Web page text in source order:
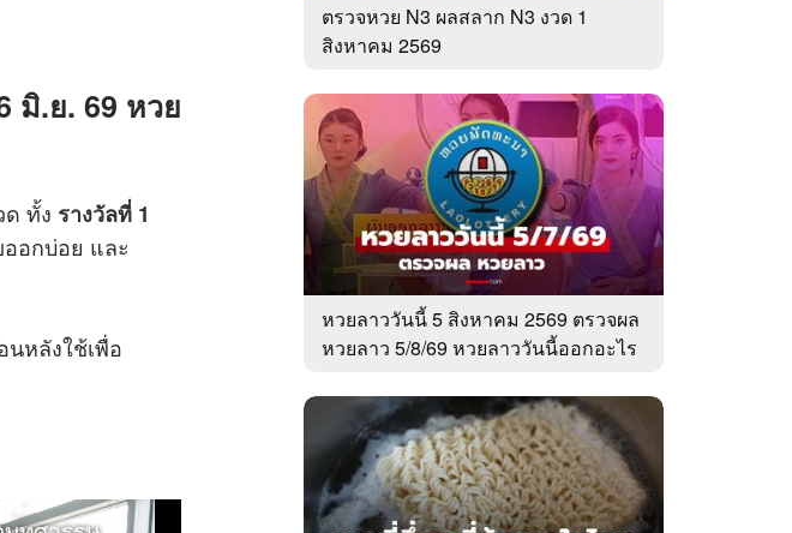
มิ.ย. 69 หวย
ทั้ง รางวัลที่ 1
อกบ่อย และ
หลังใช้เพื่อ
ตรวจหวย N3 ผลสลาก N3 งวด 1
สิงหาคม 2569
หวยลาววันนี้ 5 สิงหาคม 2569 ตรวจผล
หวยลาว 5/8/69 หวยลาววันนี้ออกอะไร